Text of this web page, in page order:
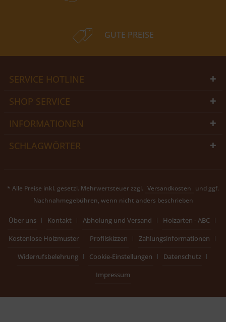
GUTE PREISE
SERVICE HOTLINE
SHOP SERVICE
INFORMATIONEN
SCHLAGWÖRTER
* Alle Preise inkl. gesetzl. Mehrwertsteuer zzgl. Versandkosten und ggf.
Nachnahmegebühren, wenn nicht anders beschrieben
Über uns Kontakt Abholung und Versand
Holzarten - ABC
Kostenlose Holzmuster
Profilskizzen
Zahlungsinformationen
Widerrufsbelehrung
Cookie-Einstellungen
Datenschutz
Impressum